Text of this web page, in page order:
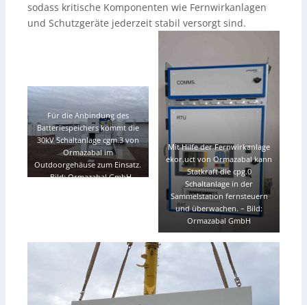
sodass kritische Komponenten wie Fernwirkanlagen
und Schutzgeräte jederzeit stabil versorgt sind.
Für die Anbindung des
Batteriespeichers kommt die
30kV Schaltanlage cgm.3 von
Ormazabal im
Outdoorgehäuse zum Einsatz.
–Bild: Ormazabal GmbH
Mit Hilfe der Fernwirkanlage
ekor.uct von Ormazabal kann
Statkraft die cpg.0
Schaltanlage in der
Sammelstation fernsteuern
und überwachen.– Bild:
Ormazabal GmbH